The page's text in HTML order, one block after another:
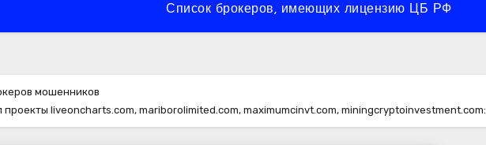
Список брокеров, имеющих лицензию ЦБ РФ
мошенников
liveoncharts.com, mariborolimited.com, maximumcinvt.com,